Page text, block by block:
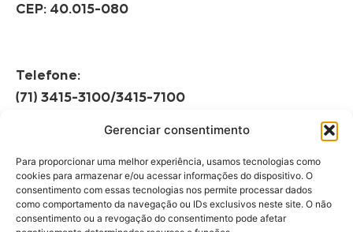
Gerenciar consentimento
Para proporcionar uma melhor experiência, usamos tecnologias como
cookies para armazenar e/ou acessar informações do dispositivo. O
consentimento com essas tecnologias nos permite processar dados
como comportamento da navegação ou IDs exclusivos neste site. O não
consentimento ou a revogação do consentimento pode afetar
CEP: 40.015-080
Telefone:
(71) 3415-3100/3415-7100
Horário de Funcionamento:
08h às 12h | 13h às 17h